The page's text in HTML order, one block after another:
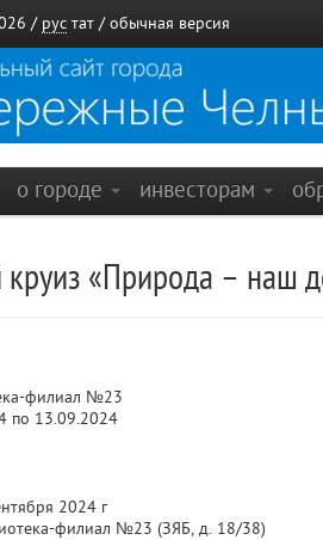
/ рус тат / обычная версия
о городе инвесторам
круиз «Природа – наш
филиал №23
по 13.09.2024
2024 г
филиал №23 (ЗЯБ, д. 18/38)